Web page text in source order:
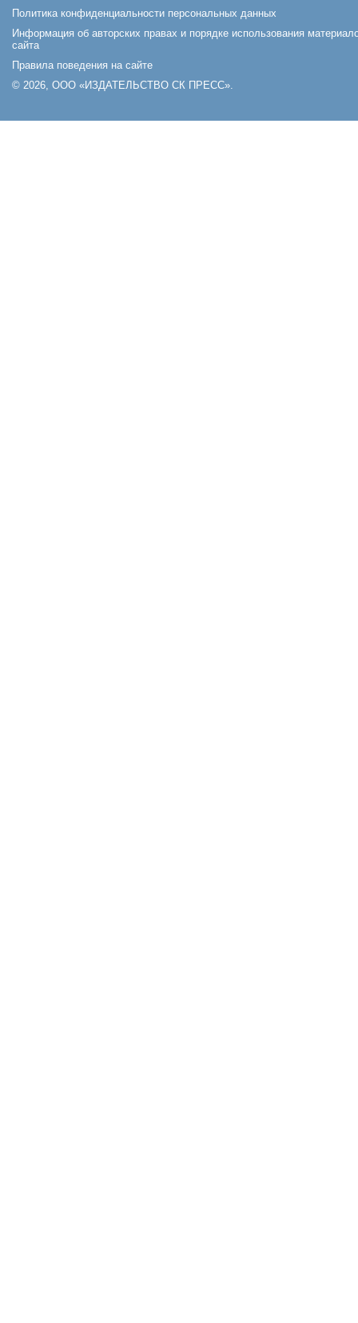
Политика конфиденциальности персональных данных
Информация об авторских правах и порядке использования
сайта
Правила поведения на сайте
© 2026, ООО «ИЗДАТЕЛЬСТВО СК ПРЕСС».